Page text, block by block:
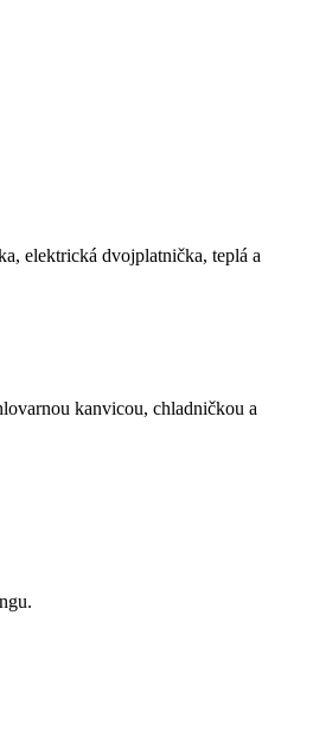
elektrická dvojplatnička, teplá a
kanvicou, chladničkou a